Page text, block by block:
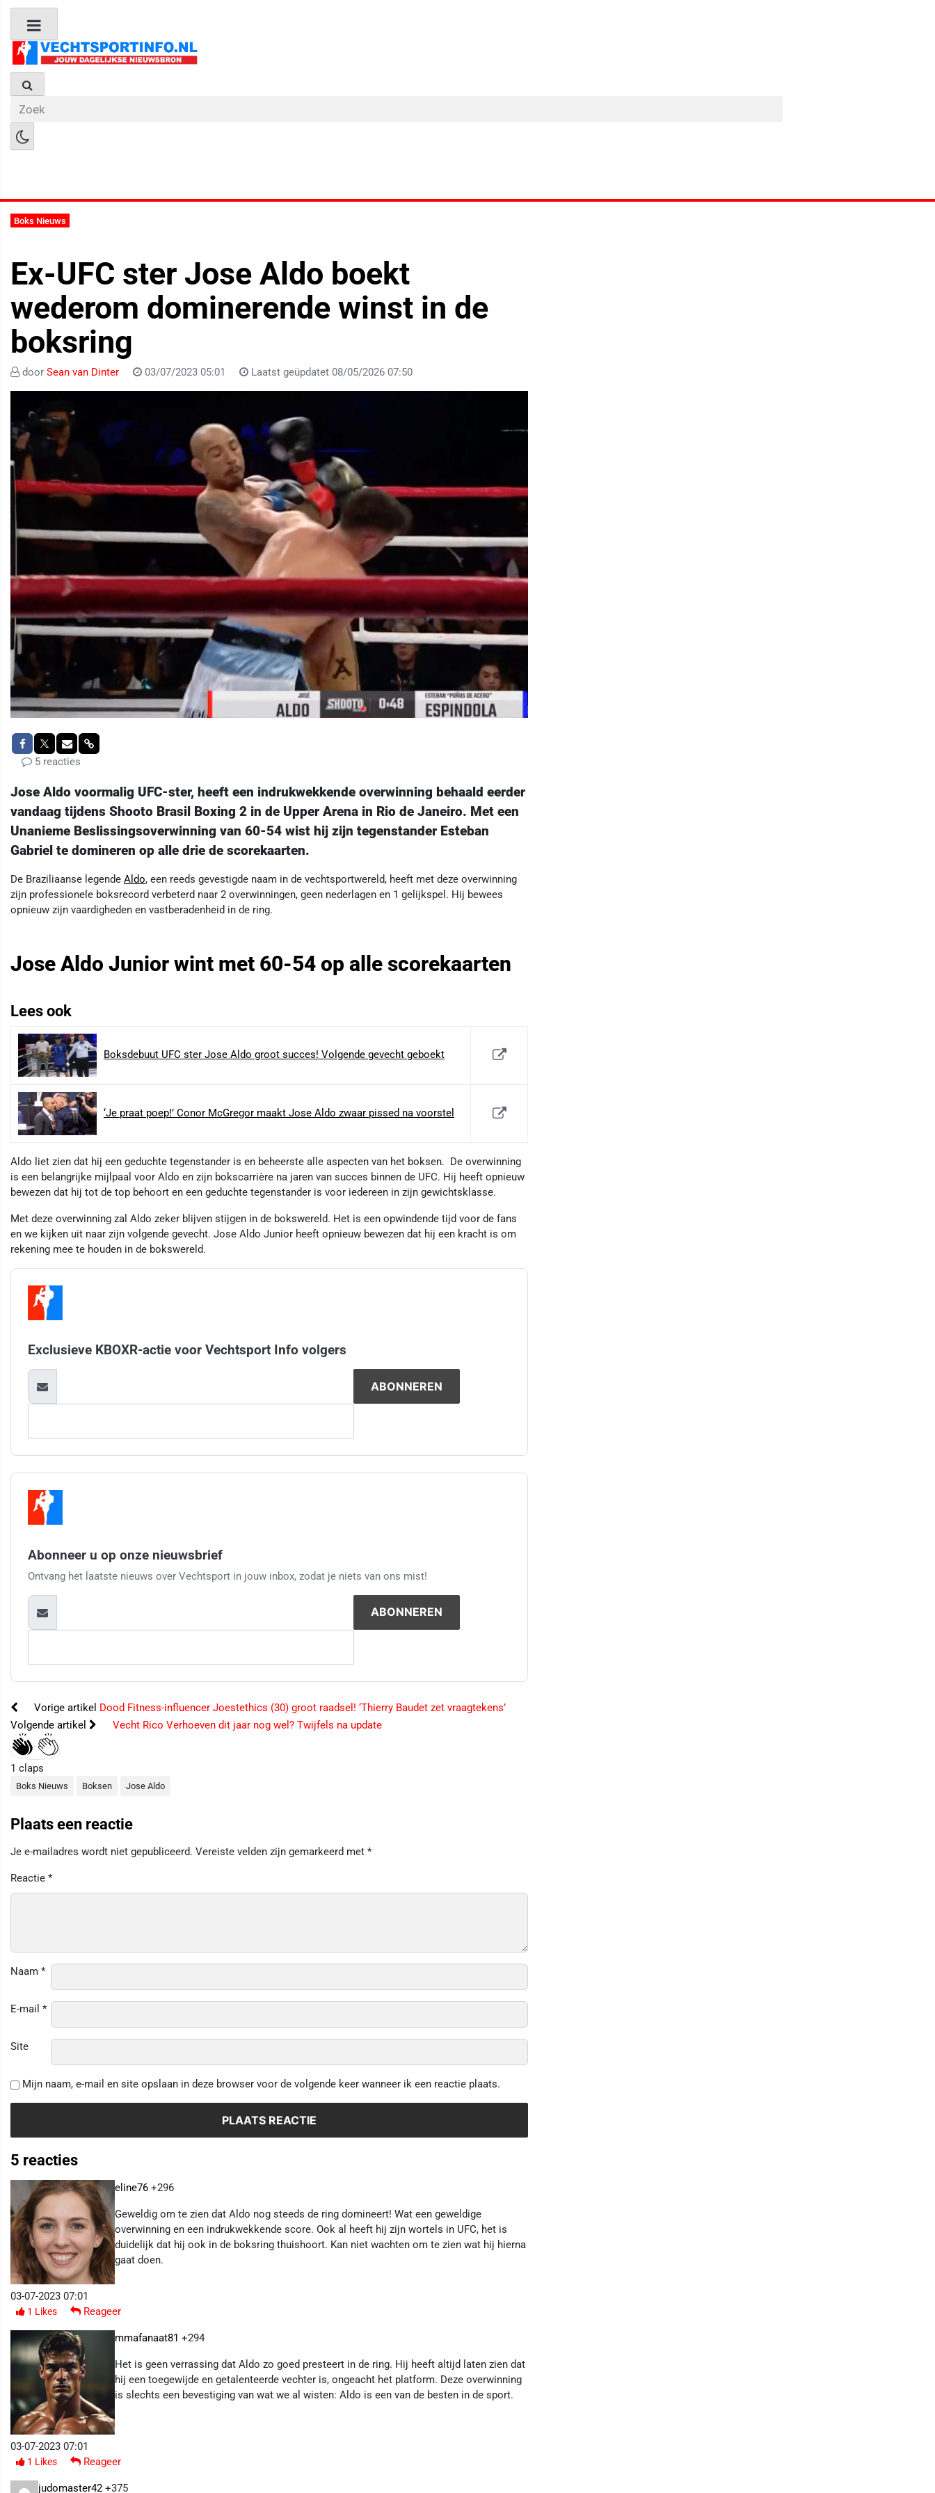
Boks Nieuws
Ex-UFC ster Jose Aldo boekt
wederom dominerende winst in de
boksring
door Sean van Dinter 03/07/2023 05:01 Laatst geüpdatet 08/05/2026 07:50
5 reacties
Jose Aldo voormalig UFC-ster, heeft een indrukwekkende overwinning behaald eerder
vandaag tijdens Shooto Brasil Boxing 2 in de Upper Arena in Rio de Janeiro. Met een
Unanieme Beslissingsoverwinning van 60-54 wist hij zijn tegenstander Esteban
Gabriel te domineren op alle drie de scorekaarten.
De Braziliaanse legende Aldo, een reeds gevestigde naam in de vechtsportwereld, heeft met deze overwinning
zijn professionele boksrecord verbeterd naar 2 overwinningen, geen nederlagen en 1 gelijkspel. Hij bewees
opnieuw zijn vaardigheden en vastberadenheid in de ring.
Jose Aldo Junior wint met 60-54 op alle scorekaarten
Lees ook
Boksdebuut UFC ster Jose Aldo groot succes! Volgende gevecht geboekt
‘Je praat poep!’ Conor McGregor maakt Jose Aldo zwaar pissed na voorstel
Aldo liet zien dat hij een geduchte tegenstander is en beheerste alle aspecten van het boksen. De overwinning
is een belangrijke mijlpaal voor Aldo en zijn bokscarrière na jaren van succes binnen de UFC. Hij heeft opnieuw
bewezen dat hij tot de top behoort en een geduchte tegenstander is voor iedereen in zijn gewichtsklasse.
Met deze overwinning zal Aldo zeker blijven stijgen in de bokswereld. Het is een opwindende tijd voor de fans
en we kijken uit naar zijn volgende gevecht. Jose Aldo Junior heeft opnieuw bewezen dat hij een kracht is om
rekening mee te houden in de bokswereld.
Exclusieve KBOXR-actie voor Vechtsport Info volgers
Abonneer u op onze nieuwsbrief
Ontvang het laatste nieuws over Vechtsport in jouw inbox, zodat je niets van ons mist!
Vorige artikel Dood Fitness-influencer Joestethics (30) groot raadsel! ‘Thierry Baudet zet vraagtekens’
Volgende artikel
Vecht Rico Verhoeven dit jaar nog wel? Twijfels na update
1 claps
Boks Nieuws Boksen Jose Aldo
Plaats een reactie
Je e-mailadres wordt niet gepubliceerd. Vereiste velden zijn gemarkeerd met *
Reactie *
Naam *
E-mail *
Site
Mijn naam, e-mail en site opslaan in deze browser voor de volgende keer wanneer ik een reactie plaats.
5 reacties
eline76 +296
Geweldig om te zien dat Aldo nog steeds de ring domineert! Wat een geweldige
overwinning en een indrukwekkende score. Ook al heeft hij zijn wortels in UFC, het is
duidelijk dat hij ook in de boksring thuishoort. Kan niet wachten om te zien wat hij hierna
gaat doen.
03-07-2023 07:01
1 Likes Reageer
mmafanaat81 +294
Het is geen verrassing dat Aldo zo goed presteert in de ring. Hij heeft altijd laten zien dat
hij een toegewijde en getalenteerde vechter is, ongeacht het platform. Deze overwinning
is slechts een bevestiging van wat we al wisten: Aldo is een van de besten in de sport.
03-07-2023 07:01
1 Likes Reageer
judomaster42 +375